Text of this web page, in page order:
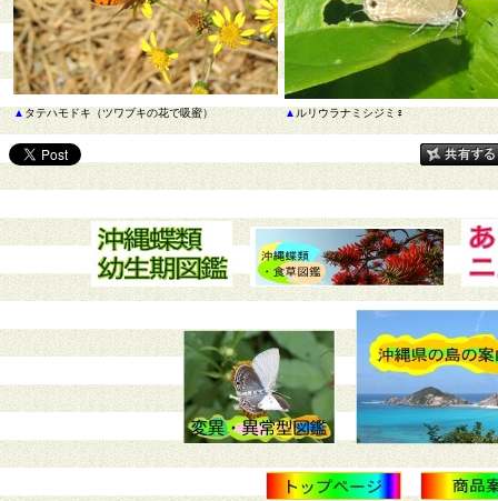
▲ タテハモドキ（ツワブキの花で吸蜜） ▲ ルリウラナミシジミ♀